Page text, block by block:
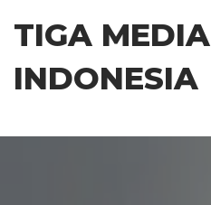
TIGA MEDIA
INDONESIA